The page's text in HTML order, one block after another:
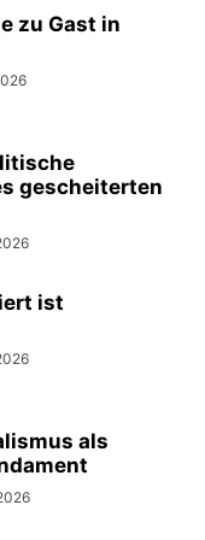
zu Gast in
gescheiterten
ist
als